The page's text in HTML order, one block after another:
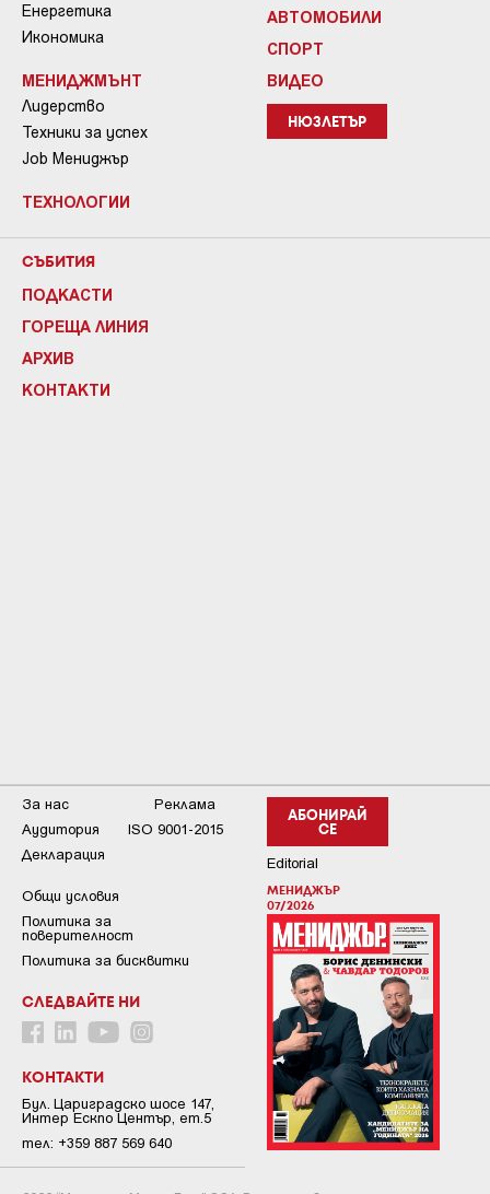
Енергетика
Икономика
МЕНИДЖМЪНТ
Лидерство
Техники за успех
Job Мениджър
ТЕХНОЛОГИИ
АВТОМОБИЛИ
СПОРТ
ВИДЕО
НЮЗЛЕТЪР
СЪБИТИЯ
ПОДКАСТИ
ГОРЕЩА ЛИНИЯ
АРХИВ
КОНТАКТИ
АБОНИРАЙ
СЕ
Editorial
МЕНИДЖЪР
07/2026
За нас
Реклама
Аудитория
ISO 9001-2015
Декларация
Общи условия
Пoлитикa зa
пoвepитeлнocт
Политика за бисквитки
СЛЕДВАЙТЕ НИ
КОНТАКТИ
Бул. Цариградско шосе 147,
Интер Ескпо Център, ет.5
тел: +359 887 569 640